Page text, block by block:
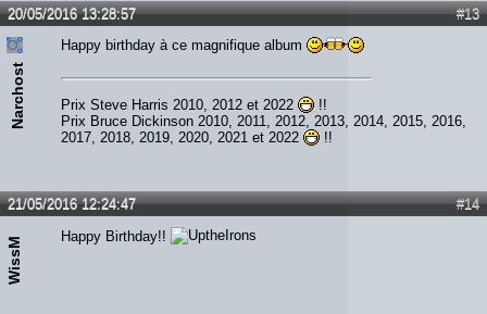
#13
20/05/2016 13:28:57
Narchost
Happy birthday à ce magnifique album
Prix Steve Harris 2010, 2012 et 2022
!!
Prix Bruce Dickinson 2010, 2011, 2012, 2013, 2014, 2015, 2016,
2017, 2018, 2019, 2020, 2021 et 2022
!!
#14
21/05/2016 12:24:47
WissM Happy Birthday!!